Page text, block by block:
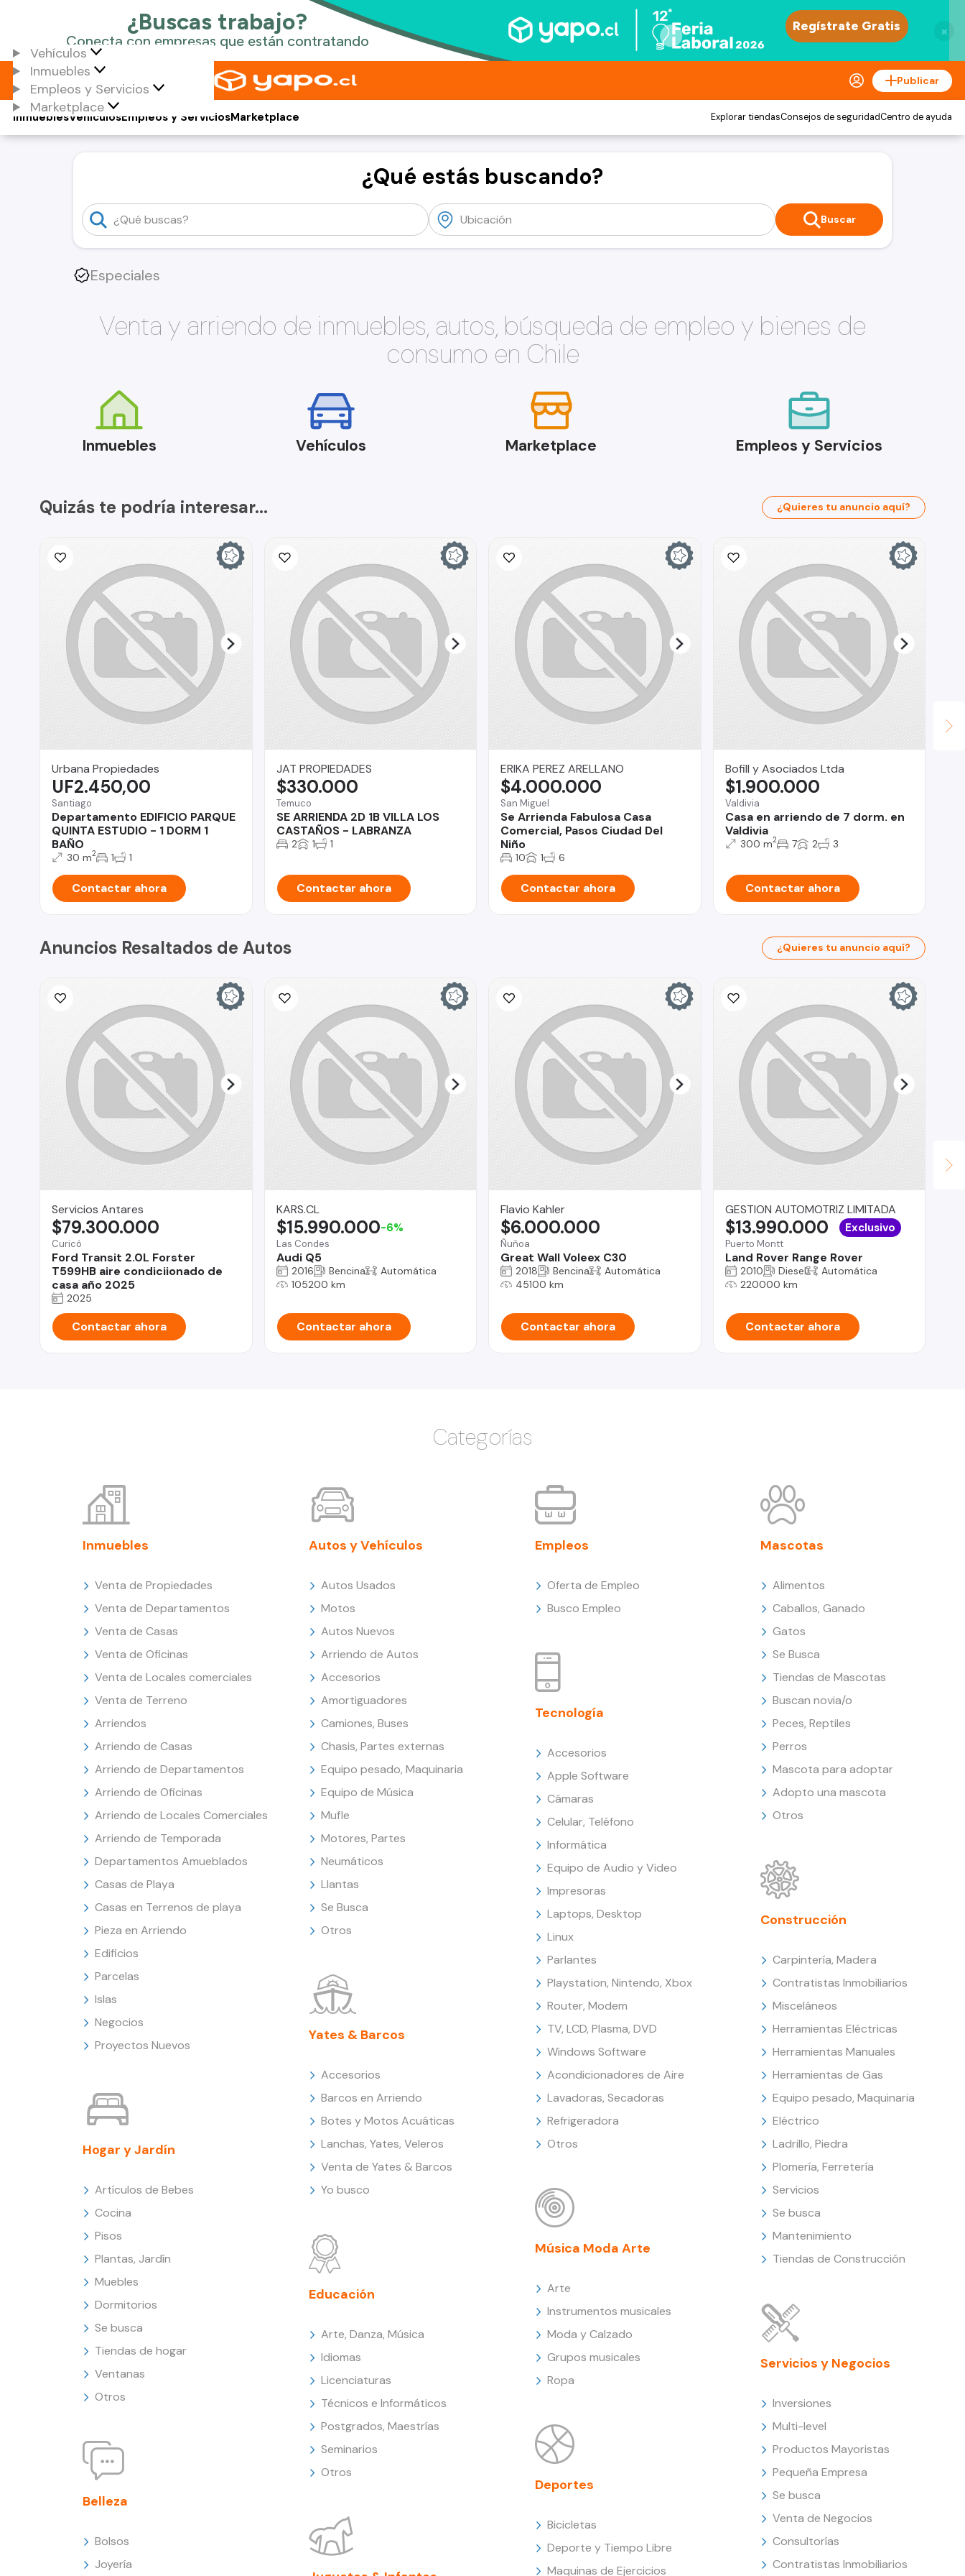
×
Vehículos
Inmuebles
Empleos y Servicios
Marketplace
Publicar
Vehículos
Inmuebles Empleos y ServiciosMarketplace Explorar tiendasConsejos de seguridadCentro de ayuda
¿Qué estás buscando?
Buscar
Especiales
Venta y arriendo de inmuebles, autos, búsqueda de empleo y bienes de
consumo en Chile
Inmuebles Vehículos Marketplace Empleos y Servicios
Quizás te podría interesar... ¿Quieres tu anuncio aquí?
Urbana Propiedades
Santiago
Departamento EDIFICIO PARQUE
QUINTA ESTUDIO - 1 DORM 1
BAÑO
UF2.450,00
30 m2 1 1
Contactar ahora
JAT PROPIEDADES
Temuco
SE ARRIENDA 2D 1B VILLA LOS
CASTAÑOS - LABRANZA
$330.000
2 1 1
Contactar ahora
ERIKA PEREZ ARELLANO
San Miguel
Se Arrienda Fabulosa Casa
Comercial, Pasos Ciudad Del
Niño
$4.000.000
10 1 6
Contactar ahora
Bofill y Asociados Ltda
Valdivia
Casa en arriendo de 7 dorm. en
Valdivia
$1.900.000
300 m2 7 2 3
Contactar ahora
Anuncios Resaltados de Autos ¿Quieres tu anuncio aquí?
Servicios Antares
Curicó
Ford Transit 2.0L Forster
T599HB aire condiciionado de
casa año 2025
$79.300.000
2025
Contactar ahora
KARS.CL
Las Condes
Audi Q5
$15.990.000-6%
2016 Bencina
Automática
105200 km
Contactar ahora
Flavio Kahler
Ñuñoa
Great Wall Voleex C30
$6.000.000
2018 Bencina
Automática
45100 km
Contactar ahora
GESTION AUTOMOTRIZ LIMITADA
Puerto Montt
Land Rover Range Rover
$13.990.000 Exclusivo
2010 Diesel
Automática
220000 km
Contactar ahora
Categorías
Inmuebles
Venta de Propiedades
Venta de Departamentos
Venta de Casas
Venta de Oficinas
Venta de Locales comerciales
Venta de Terreno
Arriendos
Arriendo de Casas
Arriendo de Departamentos
Arriendo de Oficinas
Arriendo de Locales Comerciales
Arriendo de Temporada
Departamentos Amueblados
Casas de Playa
Casas en Terrenos de playa
Pieza en Arriendo
Edificios
Parcelas
Islas
Negocios
Proyectos Nuevos
Hogar y Jardín
Artículos de Bebes
Cocina
Pisos
Plantas, Jardín
Muebles
Dormitorios
Se busca
Tiendas de hogar
Ventanas
Otros
Belleza
Bolsos
Joyería
Autos y Vehículos
Autos Usados
Motos
Autos Nuevos
Arriendo de Autos
Accesorios
Amortiguadores
Camiones, Buses
Chasis, Partes externas
Equipo pesado, Maquinaria
Equipo de Música
Mufle
Motores, Partes
Neumáticos
Llantas
Se Busca
Otros
Yates & Barcos
Accesorios
Barcos en Arriendo
Botes y Motos Acuáticas
Lanchas, Yates, Veleros
Venta de Yates & Barcos
Yo busco
Educación
Arte, Danza, Música
Idiomas
Licenciaturas
Técnicos e Informáticos
Postgrados, Maestrías
Seminarios
Otros
Empleos
Oferta de Empleo
Busco Empleo
Tecnología
Accesorios
Apple Software
Cámaras
Celular, Teléfono
Informática
Equipo de Audio y Video
Impresoras
Laptops, Desktop
Linux
Parlantes
Playstation, Nintendo, Xbox
Router, Modem
TV, LCD, Plasma, DVD
Windows Software
Acondicionadores de Aire
Lavadoras, Secadoras
Refrigeradora
Otros
Música Moda Arte
Arte
Instrumentos musicales
Moda y Calzado
Grupos musicales
Ropa
Deportes
Bicicletas
Deporte y Tiempo Libre
Maquinas de Ejercicios
Mascotas
Alimentos
Caballos, Ganado
Gatos
Se Busca
Tiendas de Mascotas
Buscan novia/o
Peces, Reptiles
Perros
Mascota para adoptar
Adopto una mascota
Otros
Construcción
Carpintería, Madera
Contratistas Inmobiliarios
Misceláneos
Herramientas Eléctricas
Herramientas Manuales
Herramientas de Gas
Equipo pesado, Maquinaria
Eléctrico
Ladrillo, Piedra
Plomería, Ferretería
Servicios
Se busca
Mantenimiento
Tiendas de Construcción
Servicios y Negocios
Inversiones
Multi-level
Productos Mayoristas
Pequeña Empresa
Se busca
Venta de Negocios
Consultorías
Contratistas Inmobiliarios